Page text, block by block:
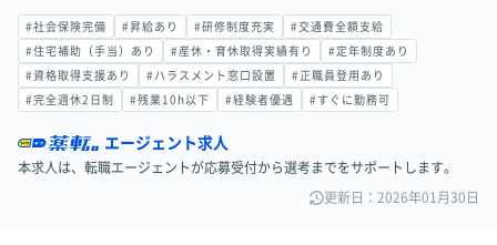
#社会保険完備 #昇給あり #研修制度充実 #交通費全額支給
#住宅補助（手当）あり #産休・育休取得実績有り #定年制度あり
#資格取得支援あり #ハラスメント窓口設置 #正職員登用あり
#完全週休2日制 #残業10h以下 #経験者優遇 #すぐに勤務可
エージェント求人
本求人は、転職エージェントが応募受付から選考までをサポートします。
更新日：2026年01月30日